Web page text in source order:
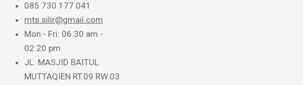
085 730 177 041
mts.silir@gmail.com
Mon - Fri: 06.30 am -
02.20 pm
JL. MASJID BAITUL
MUTTAQIEN RT.09 RW.03